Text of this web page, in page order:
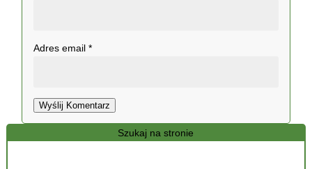
Szukaj na stronie
Adres email*
Wyślij Komentarz